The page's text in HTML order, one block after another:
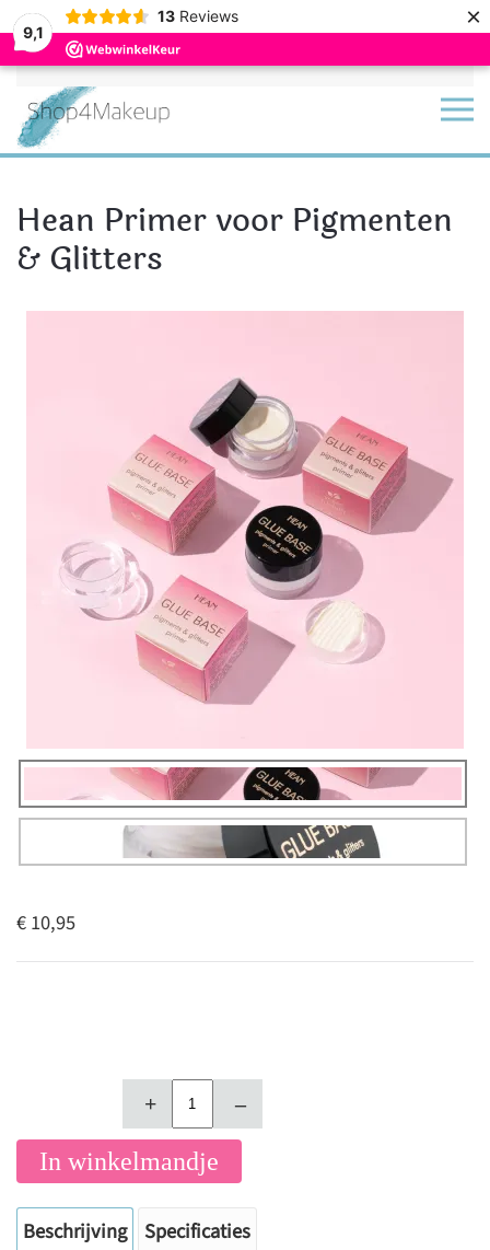
9,1
13 Reviews ×
Terug naar hoofdinhoud
Hean Primer voor Pigmenten
& Glitters
€ 10,95
+ –
In winkelmandje
Beschrijving Specificaties